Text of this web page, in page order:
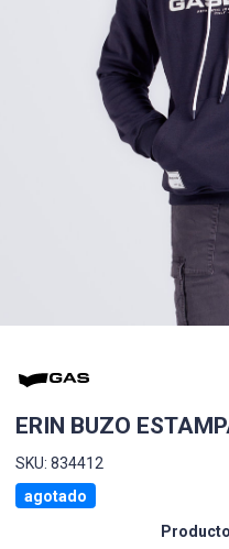
ERIN BUZO
SKU: 834412
agotado